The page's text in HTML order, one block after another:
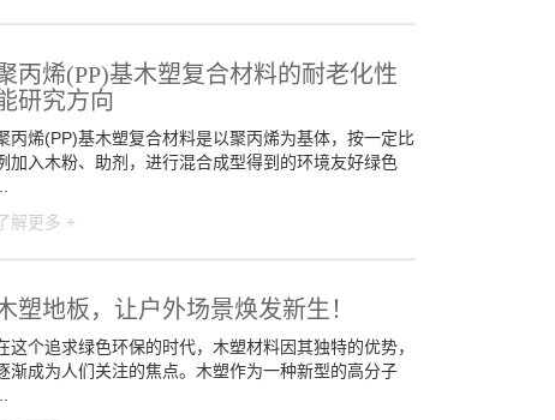
丙烯(PP)基木塑复合材料的耐老化性
研究方向
丙烯(PP)基木塑复合材料是以聚丙烯为基体，按一定比
加入木粉、助剂，进行混合成型得到的环境友好绿色
解更多 +
塑地板，让户外场景焕发新生！
这个追求绿色环保的时代，木塑材料因其独特的优势，
渐成为人们关注的焦点。木塑作为一种新型的高分子